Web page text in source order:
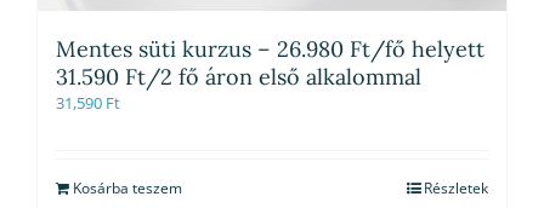
Mentes süti kurzus – 26.980 Ft/fő helyett
31.590 Ft/2 fő áron első alkalommal
31,590 Ft
Kosárba teszem Részletek